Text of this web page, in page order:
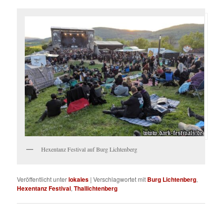
Hexentanz Festival auf Burg Lichtenberg
Veröffentlicht unterlokales |Verschlagwortet mit Burg Lichtenberg,
Hexentanz Festival,Thallichtenberg